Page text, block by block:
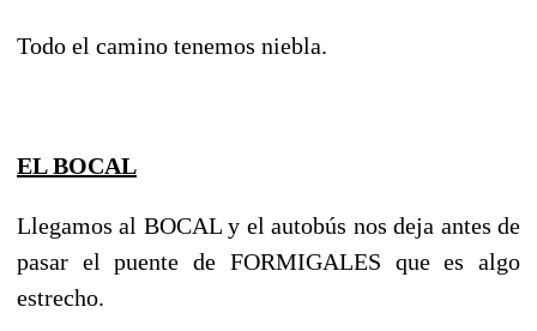
Todo el camino tenemos niebla.
EL BOCAL
Llegamos al BOCAL y el autobús nos deja antes de
pasar el puente de FORMIGALES que es algo
estrecho.